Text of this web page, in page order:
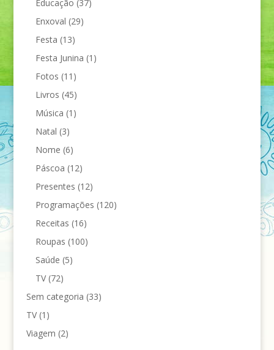
Educação (37)
Enxoval (29)
Festa (13)
Festa Junina (1)
Fotos (11)
Livros (45)
Música (1)
Natal (3)
Nome (6)
Páscoa (12)
Presentes (12)
Programações (120)
Receitas (16)
Roupas (100)
Saúde (5)
TV(72)
Sem categoria (33)
TV(1)
Viagem (2)